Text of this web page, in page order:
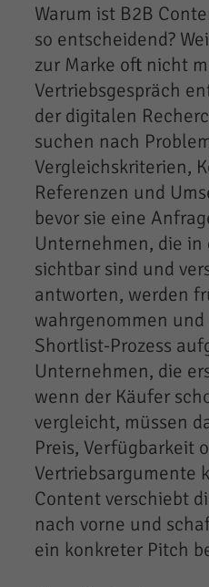
Warum ist B2B
so entscheidend?
zur Marke oft nicht
Vertriebsgespräch
der digitalen
suchen nach
Vergleichskriterien,
Referenzen und
bevor sie eine
Unternehmen, die
sichtbar sind und
antworten, werden
wahrgenommen
Shortlist-Prozess
Unternehmen, die
wenn der Käufer
vergleicht, müssen
Preis, Verfügbarkeit
Vertriebsargumente
Content verschiebt
nach vorne und
ein konkreter Pitch